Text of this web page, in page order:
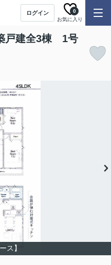
ログイン
お気に入り
0
戸建全3棟 1号
ス】